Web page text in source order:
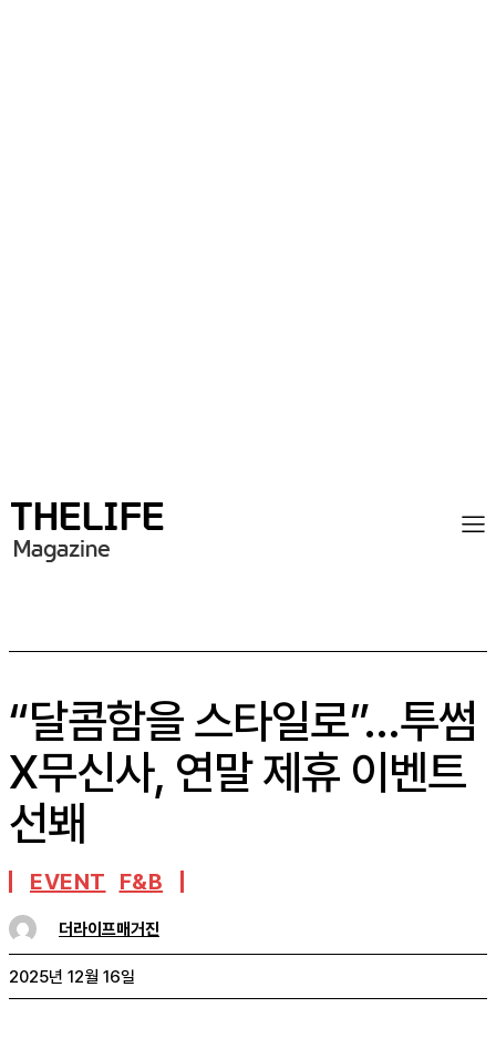
“달콤함을 스타일로”…투썸
X무신사, 연말 제휴 이벤트
선봬
EVENT F&B
더라이프매거진
2025년 12월 16일